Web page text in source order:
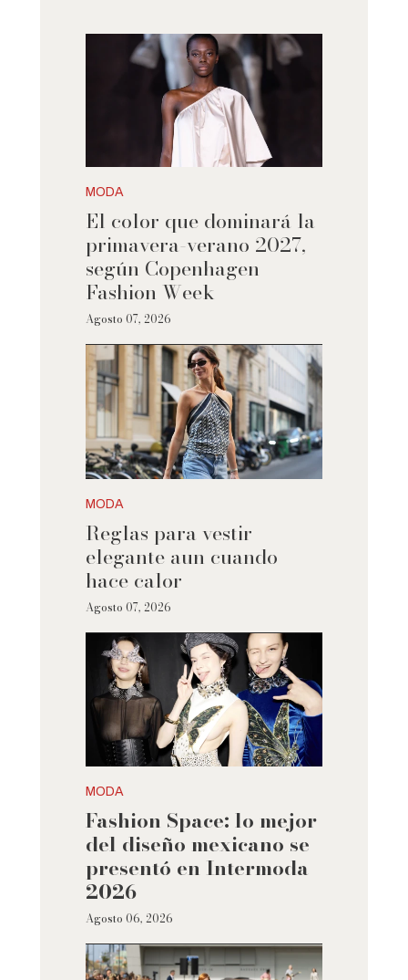
MODA
El color que dominará la
primavera-verano 2027,
según Copenhagen
Fashion Week
Agosto 07, 2026
MODA
Reglas para vestir
elegante aun cuando
hace calor
Agosto 07, 2026
MODA
Fashion Space: lo mejor
del diseño mexicano se
presentó en Intermoda
2026
Agosto 06, 2026